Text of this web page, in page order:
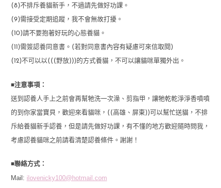
(8)不排斥養貓新手，不過請先做好功課。
(9)需接受定期追蹤，我不會無故打擾。
(10)請不要抱著好玩的心態養貓。
(11)需簽認養同意書。(若對同意書內容有疑慮可來信取閱)
(12)不可以以(((野放)))的方式養貓，不可以讓貓咪單獨外出。
■注意事項：
送到認養人手上之前會再幫牠洗一次澡、剪指甲，讓牠乾乾淨淨香噴噴
的到你家當寶貝，歡迎來看貓咪，((高雄、屏東))可以幫忙送貓，不排
斥給養貓新手認養，但是請先做好功課，有不懂的地方歡迎隨時問我，
考慮認養貓咪之前請看清楚認養條件。謝謝！
■聯絡方式：
Mail: ilovenicky100@hotmail.com